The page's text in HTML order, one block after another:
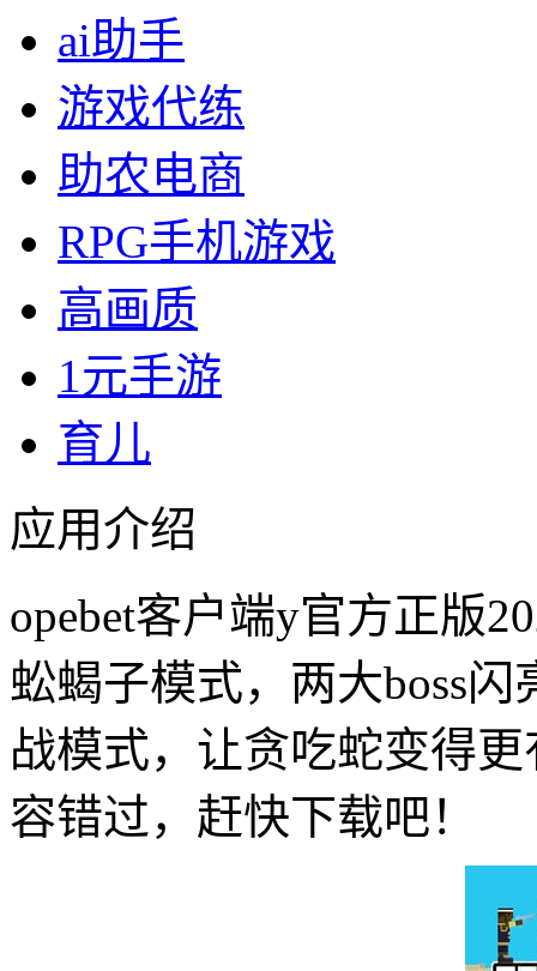
ai助手
游戏代练
助农电商
RPG手机游戏
高画质
1元手游
育儿
应用介绍
opebet客户端y官方正版
蚣蝎子模式，两大boss
战模式，让贪吃蛇变得
容错过，赶快下载吧！